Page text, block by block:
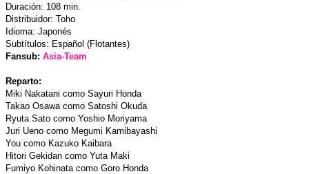
Duración: 108 min.
Distribuidor: Toho
Idioma: Japonés
Subtítulos: Español (Flotantes)
Fansub: Asia-Team
Reparto:
Miki Nakatani como Sayuri Honda
Takao Osawa como Satoshi Okuda
Ryuta Sato como Yoshio Moriyama
Juri Ueno como Megumi Kamibayashi
You como Kazuko Kaibara
Hitori Gekidan como Yuta Maki
Fumiyo Kohinata como Goro Honda